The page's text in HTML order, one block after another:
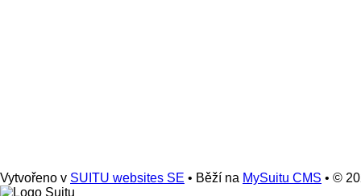
Vytvořeno v SUITU websites SE • Běží na MySuitu CMS • ©